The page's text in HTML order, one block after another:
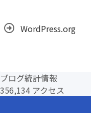
WordPress.org
ブログ統計情報
356,134 アクセス